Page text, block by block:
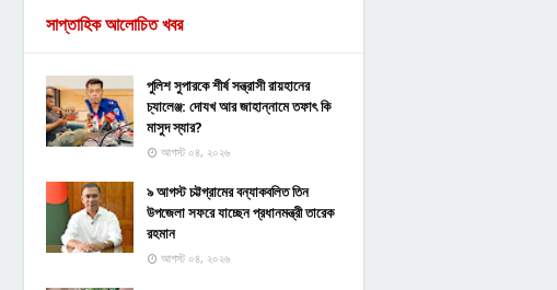
সাপ্তাহিক আলোচিত খবর
পুলিশ সুপারকে শীর্ষ সন্ত্রাসী রায়হানের
চ্যালেঞ্জ: দোযখ আর জাহান্নামে তফাৎ কি
মাসুদ স্যার?
আগস্ট ০৪, ২০২৬
৯ আগস্ট চট্টগ্রামের বন্যাকবলিত তিন
উপজেলা সফরে যাচ্ছেন প্রধানমন্ত্রী তারেক
রহমান
আগস্ট ০৪, ২০২৬